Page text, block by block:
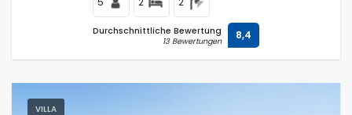
Durchschnittliche Bewertung
13 Bewertungen 8,4
VILLA